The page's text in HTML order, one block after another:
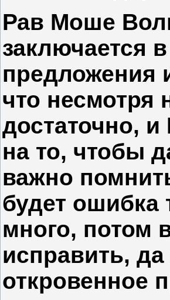
Рав Моше
заключается
предложения
что несмотря
достаточно,
на то, чтобы
важно
будет ошибка
много, потом
исправить,
откровенное